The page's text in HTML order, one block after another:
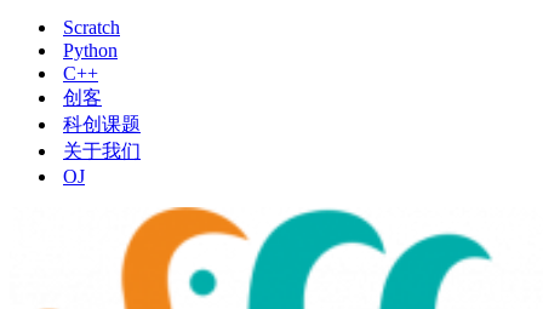
Scratch
Python
C++
创客
科创课题
关于我们
OJ